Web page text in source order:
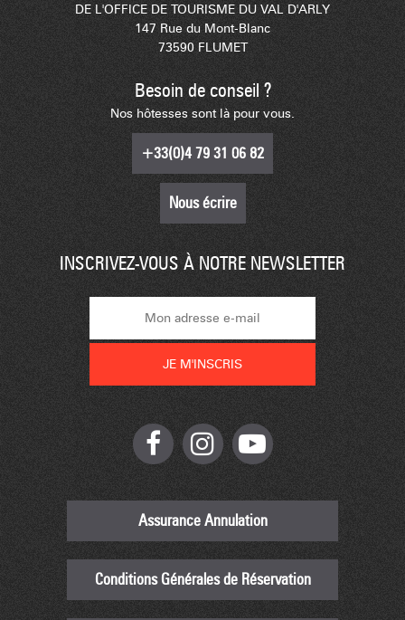
DE L'OFFICE DE TOURISME DU VAL D'ARLY
147 Rue du Mont-Blanc
73590 FLUMET
Besoin de conseil ?
Nos hôtesses sont là pour vous.
+33(0)4 79 31 06 82
Nous écrire
INSCRIVEZ-VOUS À NOTRE NEWSLETTER
Assurance Annulation
Conditions Générales de Réservation